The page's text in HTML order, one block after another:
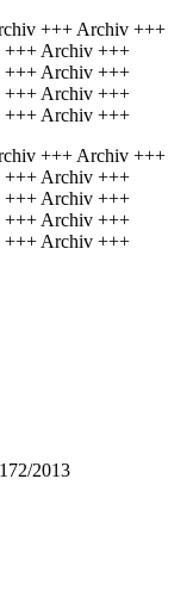
+++ Archiv +++
Archiv +++
Archiv +++
Archiv +++
Archiv +++
+++ Archiv +++
Archiv +++
Archiv +++
Archiv +++
Archiv +++
2013